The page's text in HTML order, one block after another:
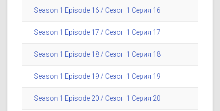
Season 1 Episode 16 / Сезон 1 Серия 16
Season 1 Episode 17 / Сезон 1 Серия 17
Season 1 Episode 18 / Сезон 1 Серия 18
Season 1 Episode 19 / Сезон 1 Серия 19
Season 1 Episode 20 / Сезон 1 Серия 20